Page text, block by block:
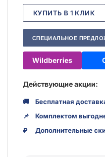
КУПИТЬ В 1 КЛИК
СПЕЦИАЛЬНОЕ
Wildberries
Действующие акции:
🚚 Бесплатная
📌 Комплектом
₽ Дополнительные